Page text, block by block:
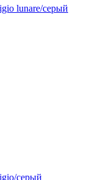
lunare/серый
серый